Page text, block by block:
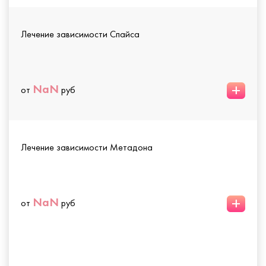
Лечение зависимости Спайса
от NaN руб +
Лечение зависимости Метадона
от NaN руб +